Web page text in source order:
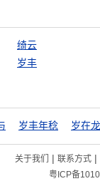
绮云
岁丰
岁丰年稔 岁在
关于我们 | 联系方式|
粤ICP备